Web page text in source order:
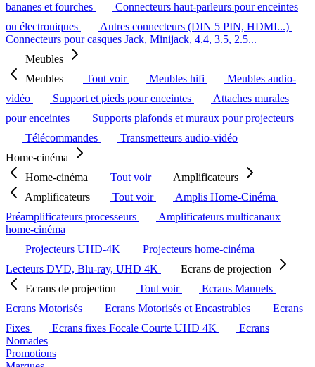
bananes et fourches
Connecteurs haut-parleurs pour enceintes
ou électroniques
Autres connecteurs (DIN 5 PIN, HDMI...)
Connecteurs pour casques Jack, Minijack, 4.4, 3.5, 2.5...
Meubles
Meubles
Tout voir Meubles hifi
Meubles audio-
vidéo
Support et pieds pour enceintes
Attaches murales
pour enceintes
Supports plafonds et muraux pour projecteurs
Télécommandes
Transmetteurs audio-vidéo
Home-cinéma
Home-cinéma
Tout voir
Amplificateurs
Amplificateurs
Tout voir
Amplis Home-Cinéma
Préamplificateurs processeurs
Amplificateurs multicanaux
home-cinéma
Projecteurs UHD-4K
Projecteurs home-cinéma
Lecteurs DVD, Blu-ray, UHD 4K
Ecrans de projection
Ecrans de projection
Tout voir
Ecrans Manuels
Ecrans Motorisés
Ecrans Motorisés et Encastrables
Ecrans
Fixes
Ecrans fixes Focale Courte UHD 4K
Ecrans
Nomades
Promotions